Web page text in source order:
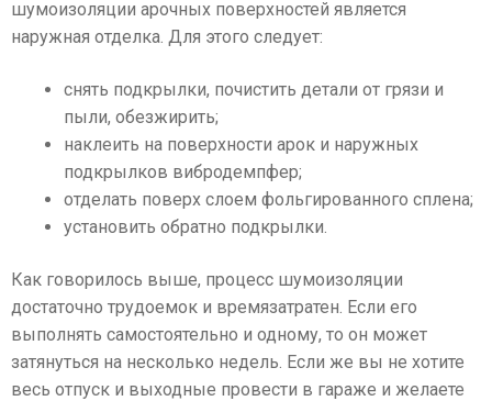
шумоизоляции арочных поверхностей является
наружная отделка. Для этого следует:
снять подкрылки, почистить детали от грязи и
пыли, обезжирить;
наклеить на поверхности арок и наружных
подкрылков вибродемпфер;
отделать поверх слоем фольгированного сплена;
установить обратно подкрылки.
Как говорилось выше, процесс шумоизоляции
достаточно трудоемок и времязатратен. Если его
выполнять самостоятельно и одному, то он может
затянуться на несколько недель. Если же вы не хотите
весь отпуск и выходные провести в гараже и желаете